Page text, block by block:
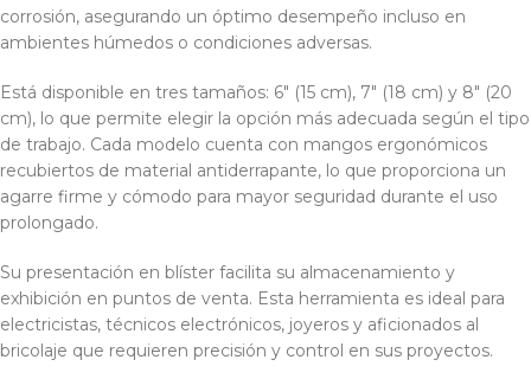
corrosión, asegurando un óptimo desempeño incluso en
ambientes húmedos o condiciones adversas.
Está disponible en tres tamaños: 6″ (15 cm), 7″ (18 cm) y 8″ (20
cm), lo que permite elegir la opción más adecuada según el tipo
de trabajo. Cada modelo cuenta con mangos ergonómicos
recubiertos de material antiderrapante, lo que proporciona un
agarre firme y cómodo para mayor seguridad durante el uso
prolongado.
Su presentación en blíster facilita su almacenamiento y
exhibición en puntos de venta. Esta herramienta es ideal para
electricistas, técnicos electrónicos, joyeros y aficionados al
bricolaje que requieren precisión y control en sus proyectos.